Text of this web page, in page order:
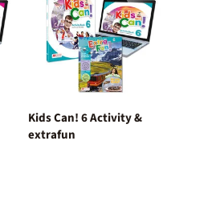
Kids Can! 6 Activity &
extrafun